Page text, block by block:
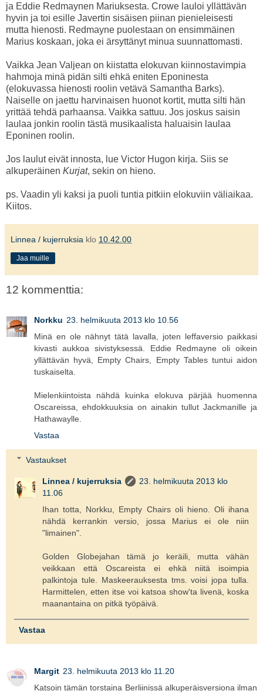
ja Eddie Redmaynen Mariuksesta. Crowe lauloi yllättävän
hyvin ja toi esille Javertin sisäisen piinan pienieleisesti
mutta hienosti. Redmayne puolestaan on ensimmäinen
Marius koskaan, joka ei ärsyttänyt minua suunnattomasti.
Vaikka Jean Valjean on kiistatta elokuvan kiinnostavimpia
hahmoja minä pidän silti ehkä eniten Eponinesta
(elokuvassa hienosti roolin vetävä Samantha Barks).
Naiselle on jaettu harvinaisen huonot kortit, mutta silti hän
yrittää tehdä parhaansa. Vaikka sattuu. Jos joskus saisin
laulaa jonkin roolin tästä musikaalista haluaisin laulaa
Eponinen roolin.
Jos laulut eivät innosta, lue Victor Hugon kirja. Siis se
alkuperäinen Kurjat, sekin on hieno.
ps. Vaadin yli kaksi ja puoli tuntia pitkiin elokuviin väliaikaa.
Kiitos.
Linnea / kujerruksia klo 10.42.00
Jaa muille
12 kommenttia:
Norkku 23. helmikuuta 2013 klo 10.56
Minä en ole nähnyt tätä lavalla, joten leffaversio paikkasi
kivasti aukkoa sivistyksessä. Eddie Redmayne oli oikein
yllättävän hyvä, Empty Chairs, Empty Tables tuntui aidon
tuskaiselta.
Mielenkiintoista nähdä kuinka elokuva pärjää huomenna
Oscareissa, ehdokkuuksia on ainakin tullut Jackmanille ja
Hathawaylle.
Vastaa
Vastaukset
Linnea / kujerruksia
23. helmikuuta 2013 klo
11.06
Ihan totta, Norkku, Empty Chairs oli hieno. Oli ihana
nähdä kerrankin versio, jossa Marius ei ole niin
"limainen".
Golden Globejahan tämä jo keräili, mutta vähän
veikkaan että Oscareista ei ehkä niitä isoimpia
palkintoja tule. Maskeerauksesta tms. voisi jopa tulla.
Harmittelen, etten itse voi katsoa show'ta livenä, koska
maanantaina on pitkä työpäivä.
Vastaa
Margit 23. helmikuuta 2013 klo 11.20
Katsoin tämän torstaina Berliinissä alkuperäisversiona ilman